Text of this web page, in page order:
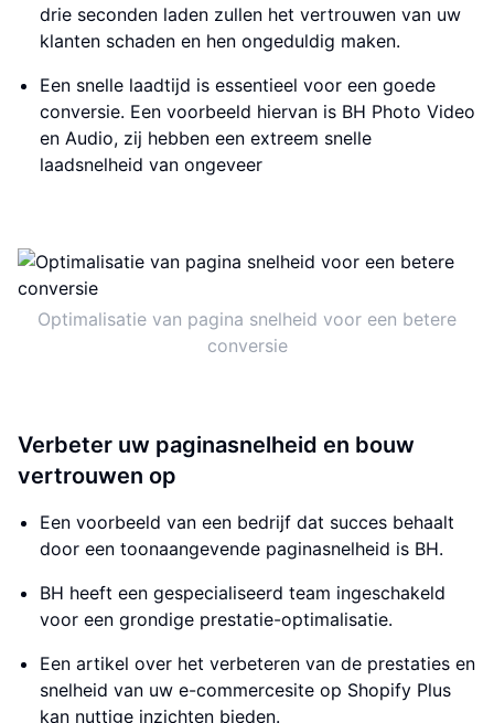
drie seconden laden zullen het vertrouwen van uw
klanten schaden en hen ongeduldig maken.
Een snelle laadtijd is essentieel voor een goede
conversie. Een voorbeeld hiervan is BH Photo Video
en Audio, zij hebben een extreem snelle
laadsnelheid van ongeveer
Optimalisatie van pagina snelheid voor een betere
conversie
Verbeter uw paginasnelheid en bouw
vertrouwen op
Een voorbeeld van een bedrijf dat succes behaalt
door een toonaangevende paginasnelheid is BH.
BH heeft een gespecialiseerd team ingeschakeld
voor een grondige prestatie-optimalisatie.
Een artikel over het verbeteren van de prestaties en
snelheid van uw e-commercesite op Shopify Plus
kan nuttige inzichten bieden.